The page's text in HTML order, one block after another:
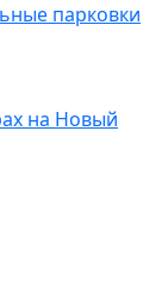
парковки
на Новый